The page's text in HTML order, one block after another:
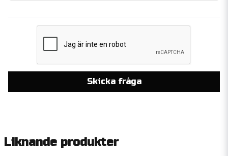
Skicka fråga
Liknande produkter